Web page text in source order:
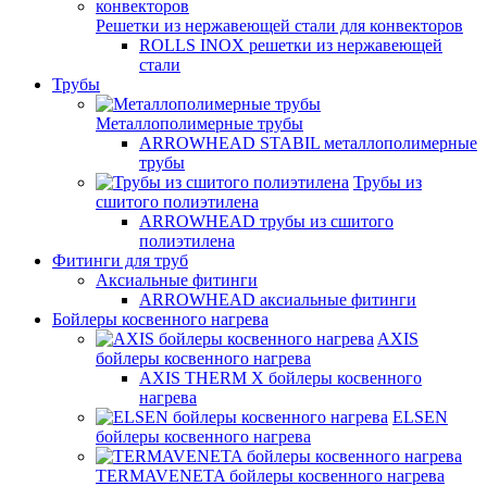
Решетки из нержавеющей стали для конвекторов
ROLLS INOX решетки из нержавеющей
стали
Трубы
Металлополимерные трубы
ARROWHEAD STABIL металлополимерные
трубы
Трубы из
сшитого полиэтилена
ARROWHEAD трубы из сшитого
полиэтилена
Фитинги для труб
Аксиальные фитинги
ARROWHEAD аксиальные фитинги
Бойлеры косвенного нагрева
AXIS
бойлеры косвенного нагрева
AXIS THERM X бойлеры косвенного
нагрева
ELSEN
бойлеры косвенного нагрева
TERMAVENETA бойлеры косвенного нагрева